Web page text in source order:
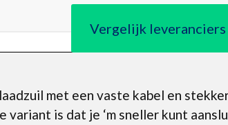
Vergelijk leveranciers
met een vaste kabel en
is dat je ‘m sneller kunt